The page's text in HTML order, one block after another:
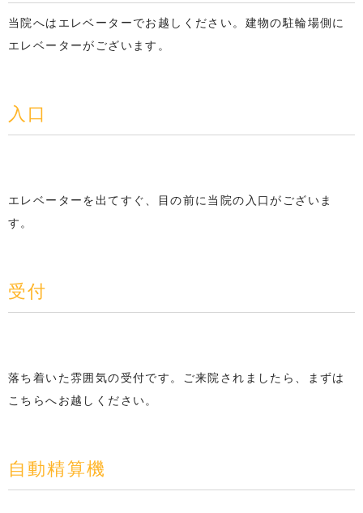
当院へはエレベーターでお越しください。建物の駐輪場側に
エレベーターがございます。
入口
エレベーターを出てすぐ、目の前に当院の入口がございま
す。
受付
落ち着いた雰囲気の受付です。ご来院されましたら、まずは
こちらへお越しください。
自動精算機